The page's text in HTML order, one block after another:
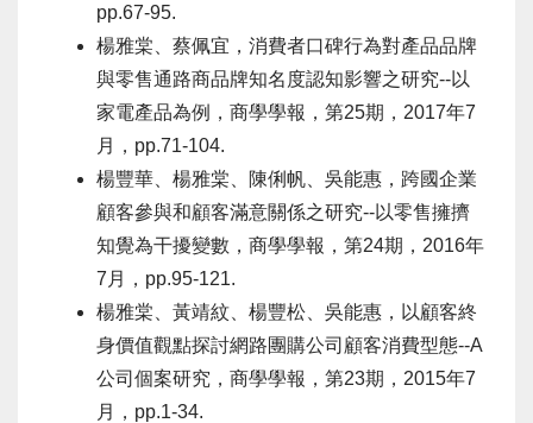
pp.67-95.
楊雅棠、蔡佩宜，消費者口碑行為對產品品牌
與零售通路商品牌知名度認知影響之研究--以
家電產品為例，商學學報，第25期，2017年7
月，pp.71-104.
楊豐華、楊雅棠、陳俐帆、吳能惠，跨國企業
顧客參與和顧客滿意關係之研究--以零售擁擠
知覺為干擾變數，商學學報，第24期，2016年
7月，pp.95-121.
楊雅棠、黃靖紋、楊豐松、吳能惠，以顧客終
身價值觀點探討網路團購公司顧客消費型態--A
公司個案研究，商學學報，第23期，2015年7
月，pp.1-34.